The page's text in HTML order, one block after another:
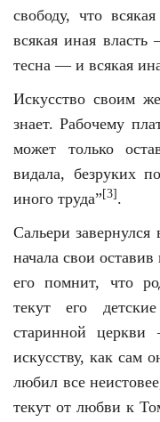
свободу, что
всякая иная
тесна — и всякая
Искусство своим
знает. Рабочему
может только
видала, безруких
иного труда” [3] .
Сальери
начала свои
его помнит, что
текут его
старинной
искусству, как сам
любил все
текут от любви к